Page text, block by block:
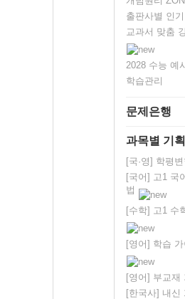
출판사별 인
교과서 맞춤
2028 수능 예
학습관리
문제은행
과목별 기
[국·영] 학평
[국어] 고1 국
법
[수학] 고1 수
[영어] 학습 가
[영어] 부교재
[한국사] 내신